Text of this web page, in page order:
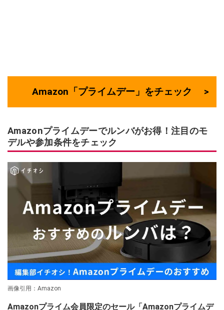
Amazon「プライムデー」をチェック
Amazonプライムデーでルンバがお得！注目のモ
デルや参加条件をチェック
画像引用：Amazon
Amazonプライム会員限定のセール「Amazonプライムデ